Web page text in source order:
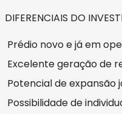
DIFERENCIAIS DO
Prédio novo e já em
Excelente geração de
Potencial de expansão
Possibilidade de